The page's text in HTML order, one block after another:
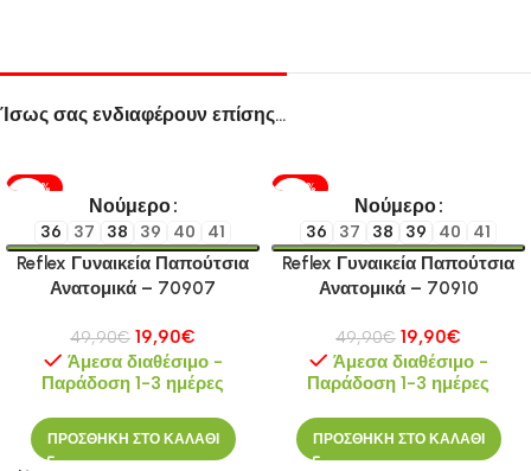
Ίσως σας ενδιαφέρουν επίσης…
-60%
Νούμερο
36 37 38 39 40 41
Reflex Γυναικεία Παπούτσια
Ανατομικά – 70907
49,90€ 19,90€
Άμεσα διαθέσιμο -
Παράδοση 1-3 ημέρες
ΠΡΟΣΘΗΚΗ ΣΤΟ ΚΑΛΑΘΙ
-60%
Νούμερο
36 37 38 39 40 41
Reflex Γυναικεία Παπούτσια
Ανατομικά – 70910
49,90€ 19,90€
Άμεσα διαθέσιμο -
Παράδοση 1-3 ημέρες
ΠΡΟΣΘΗΚΗ ΣΤΟ ΚΑΛΑΘΙ